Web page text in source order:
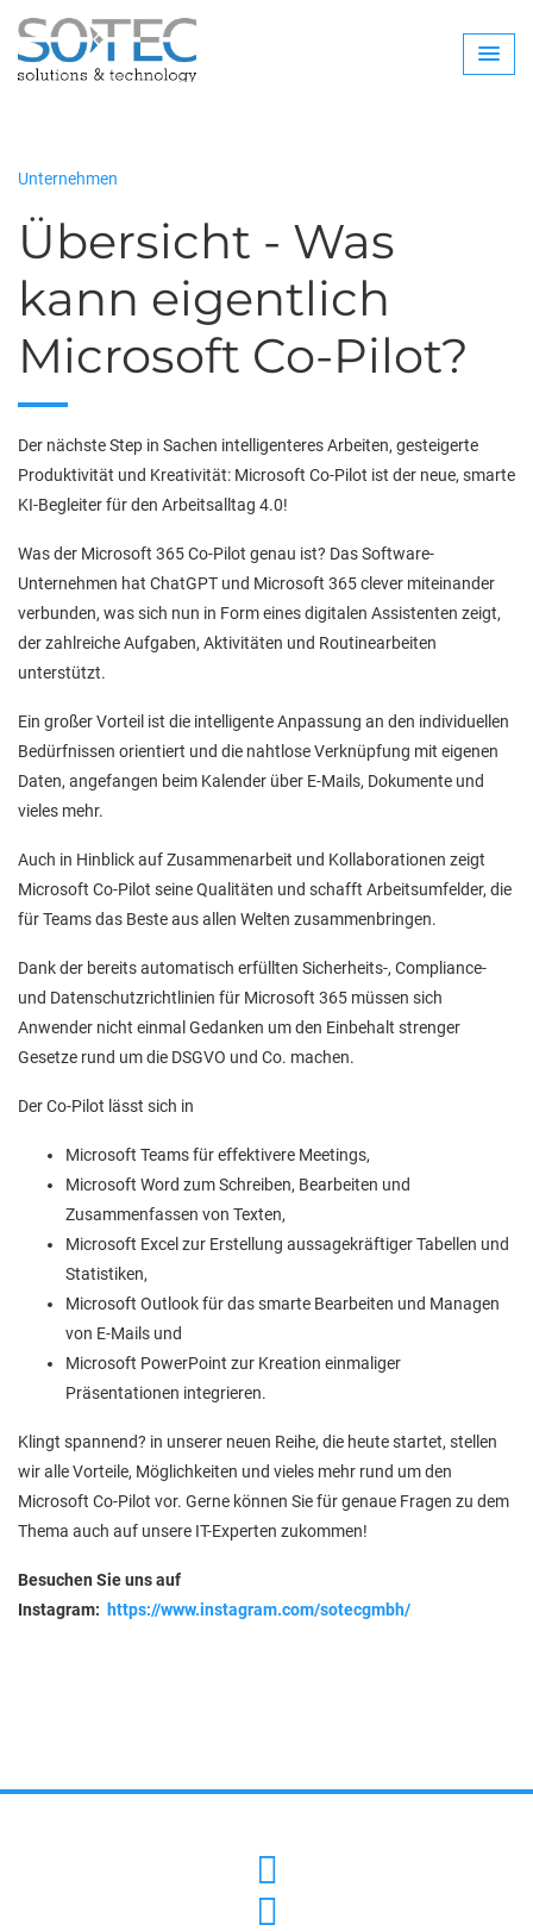
Unternehmen
Übersicht - Was
kann eigentlich
Microsoft Co-Pilot?
Der nächste Step in Sachen intelligenteres Arbeiten, gesteigerte
Produktivität und Kreativität: Microsoft Co-Pilot ist der neue, smarte
KI-Begleiter für den Arbeitsalltag 4.0!
Was der Microsoft 365 Co-Pilot genau ist? Das Software-
Unternehmen hat ChatGPT und Microsoft 365 clever miteinander
verbunden, was sich nun in Form eines digitalen Assistenten zeigt,
der zahlreiche Aufgaben, Aktivitäten und Routinearbeiten
unterstützt.
Ein großer Vorteil ist die intelligente Anpassung an den individuellen
Bedürfnissen orientiert und die nahtlose Verknüpfung mit eigenen
Daten, angefangen beim Kalender über E-Mails, Dokumente und
vieles mehr.
Auch in Hinblick auf Zusammenarbeit und Kollaborationen zeigt
Microsoft Co-Pilot seine Qualitäten und schafft Arbeitsumfelder, die
für Teams das Beste aus allen Welten zusammenbringen.
Dank der bereits automatisch erfüllten Sicherheits-, Compliance-
und Datenschutzrichtlinien für Microsoft 365 müssen sich
Anwender nicht einmal Gedanken um den Einbehalt strenger
Gesetze rund um die DSGVO und Co. machen.
Der Co-Pilot lässt sich in
Microsoft Teams für effektivere Meetings,
Microsoft Word zum Schreiben, Bearbeiten und
Zusammenfassen von Texten,
Microsoft Excel zur Erstellung aussagekräftiger Tabellen und
Statistiken,
Microsoft Outlook für das smarte Bearbeiten und Managen
von E-Mails und
Microsoft PowerPoint zur Kreation einmaliger
Präsentationen integrieren.
Klingt spannend? in unserer neuen Reihe, die heute startet, stellen
wir alle Vorteile, Möglichkeiten und vieles mehr rund um den
Microsoft Co-Pilot vor. Gerne können Sie für genaue Fragen zu dem
Thema auch auf unsere IT-Experten zukommen!
Besuchen Sie uns auf
Instagram: https://www.instagram.com/sotecgmbh/